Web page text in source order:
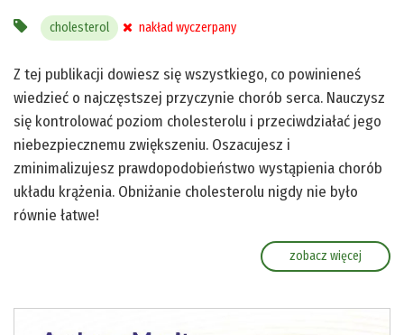
cholesterol nakład wyczerpany
Z tej publikacji dowiesz się wszystkiego, co powinieneś
wiedzieć o najczęstszej przyczynie chorób serca. Nauczysz
się kontrolować poziom cholesterolu i przeciwdziałać jego
niebezpiecznemu zwiększeniu. Oszacujesz i
zminimalizujesz prawdopodobieństwo wystąpienia chorób
układu krążenia. Obniżanie cholesterolu nigdy nie było
równie łatwe!
zobacz więcej